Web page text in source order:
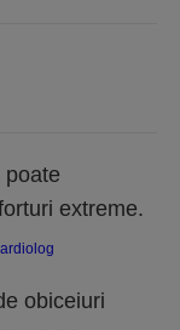
extreme.
obiceiuri